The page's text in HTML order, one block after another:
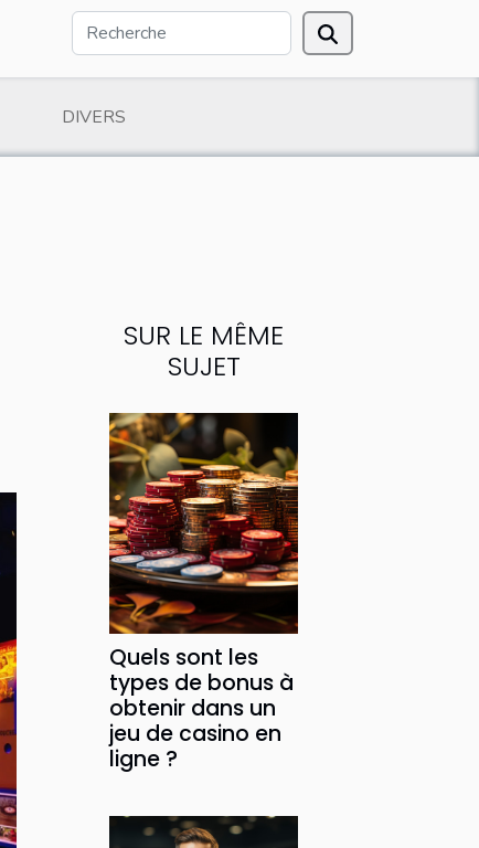
DIVERS
SUR LE MÊME
SUJET
Quels sont les
types de bonus à
obtenir dans un
jeu de casino en
ligne ?